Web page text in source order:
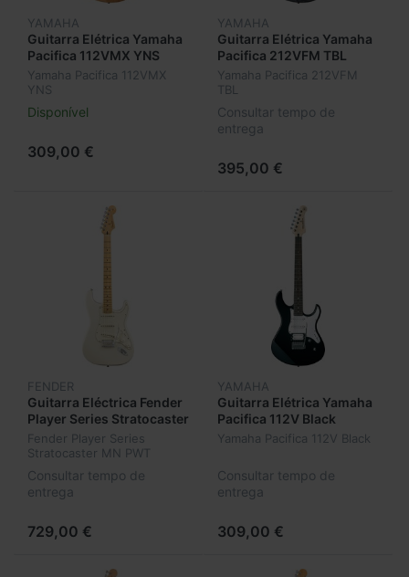
YAMAHA
Guitarra Elétrica Yamaha
Pacifica 112VMX YNS
Yamaha Pacifica 112VMX
YNS
Disponível
309,00 €
YAMAHA
Guitarra Elétrica Yamaha
Pacifica 212VFM TBL
Yamaha Pacifica 212VFM
TBL
Consultar tempo de
entrega
395,00 €
FENDER
Guitarra Eléctrica Fender
Player Series Stratocaster
MN PWT
Fender Player Series
Stratocaster MN PWT
Consultar tempo de
entrega
729,00 €
YAMAHA
Guitarra Elétrica Yamaha
Pacifica 112V Black
Yamaha Pacifica 112V Black
Consultar tempo de
entrega
309,00 €